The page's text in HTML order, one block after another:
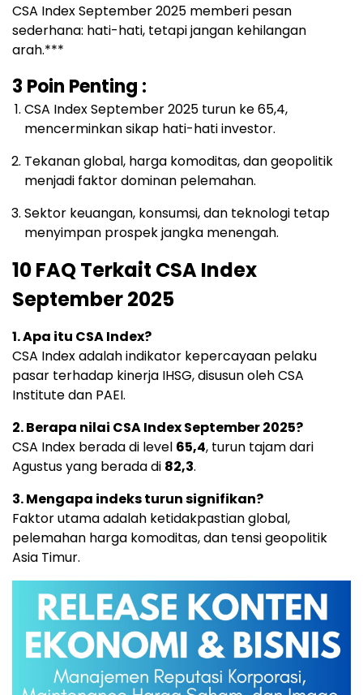
CSA Index September 2025 memberi pesan
sederhana: hati-hati, tetapi jangan kehilangan
arah.***
3 Poin Penting :
CSA Index September 2025 turun ke 65,4,
mencerminkan sikap hati-hati investor.
Tekanan global, harga komoditas, dan geopolitik
menjadi faktor dominan pelemahan.
Sektor keuangan, konsumsi, dan teknologi tetap
menyimpan prospek jangka menengah.
10 FAQ Terkait CSA Index
September 2025
1. Apa itu CSA Index?
CSA Index adalah indikator kepercayaan pelaku
pasar terhadap kinerja IHSG, disusun oleh CSA
Institute dan PAEI.
2. Berapa nilai CSA Index September 2025?
CSA Index berada di level 65,4, turun tajam dari
Agustus yang berada di 82,3.
3. Mengapa indeks turun signifikan?
Faktor utama adalah ketidakpastian global,
pelemahan harga komoditas, dan tensi geopolitik
Asia Timur.